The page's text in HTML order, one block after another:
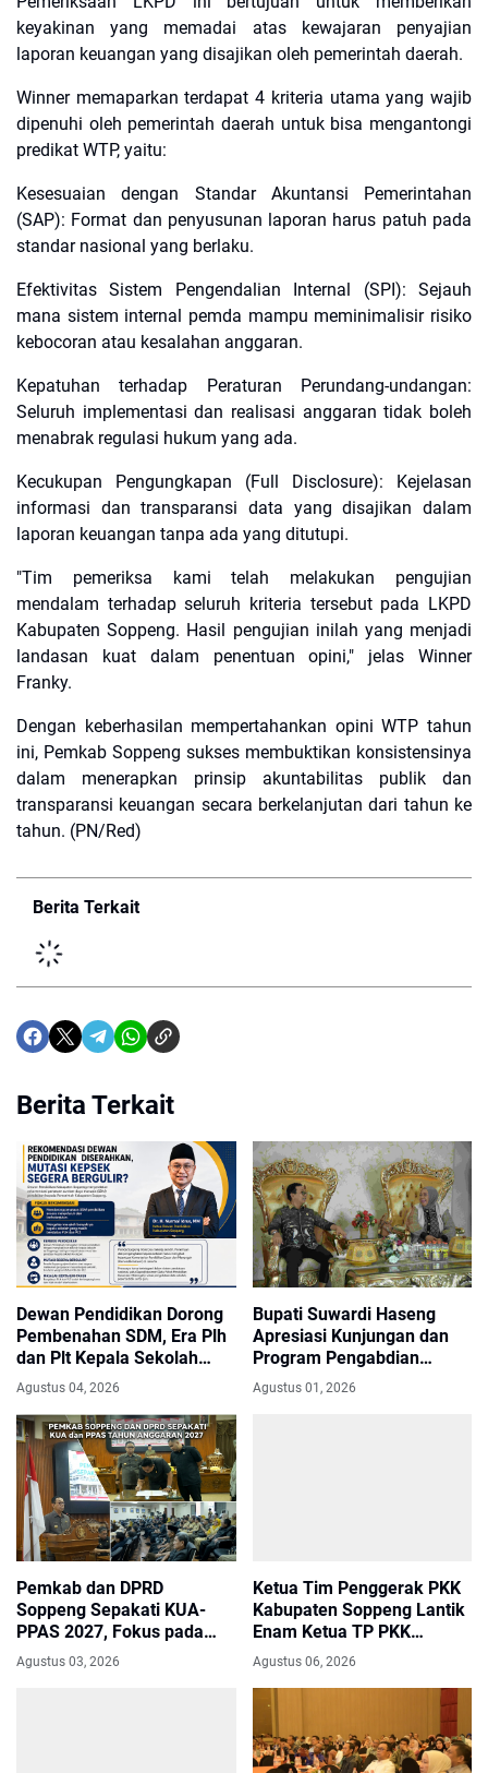
keyakinan yang memadai atas kewajaran penyajian
laporan keuangan yang disajikan oleh pemerintah daerah.
​Winner memaparkan terdapat 4 kriteria utama yang wajib
dipenuhi oleh pemerintah daerah untuk bisa mengantongi
predikat WTP, yaitu:
​Kesesuaian dengan Standar Akuntansi Pemerintahan
(SAP): Format dan penyusunan laporan harus patuh pada
standar nasional yang berlaku.
​Efektivitas Sistem Pengendalian Internal (SPI): Sejauh
mana sistem internal pemda mampu meminimalisir risiko
kebocoran atau kesalahan anggaran.
​Kepatuhan terhadap Peraturan Perundang-undangan:
Seluruh implementasi dan realisasi anggaran tidak boleh
menabrak regulasi hukum yang ada.
​Kecukupan Pengungkapan (Full Disclosure): Kejelasan
informasi dan transparansi data yang disajikan dalam
laporan keuangan tanpa ada yang ditutupi.
​"Tim pemeriksa kami telah melakukan pengujian
mendalam terhadap seluruh kriteria tersebut pada LKPD
Kabupaten Soppeng. Hasil pengujian inilah yang menjadi
landasan kuat dalam penentuan opini," jelas Winner
Franky.
​Dengan keberhasilan mempertahankan opini WTP tahun
ini, Pemkab Soppeng sukses membuktikan konsistensinya
dalam menerapkan prinsip akuntabilitas publik dan
transparansi keuangan secara berkelanjutan dari tahun ke
tahun. (PN/Red)
Berita Terkait
Berita Terkait
Dewan Pendidikan Dorong
Pembenahan SDM, Era Plh
dan Plt Kepala Sekolah
Segera Berakhir
Agustus 04, 2026
Bupati Suwardi Haseng
Apresiasi Kunjungan dan
Program Pengabdian
Forum Dosen Perempuan
Agustus 01, 2026
Pemkab dan DPRD
Soppeng Sepakati KUA-
PPAS 2027, Fokus pada
Efisiensi dan Pelayanan
Publik
Agustus 03, 2026
Ketua Tim Penggerak PKK
Kabupaten Soppeng Lantik
Enam Ketua TP PKK
Kecamatan
Agustus 06, 2026